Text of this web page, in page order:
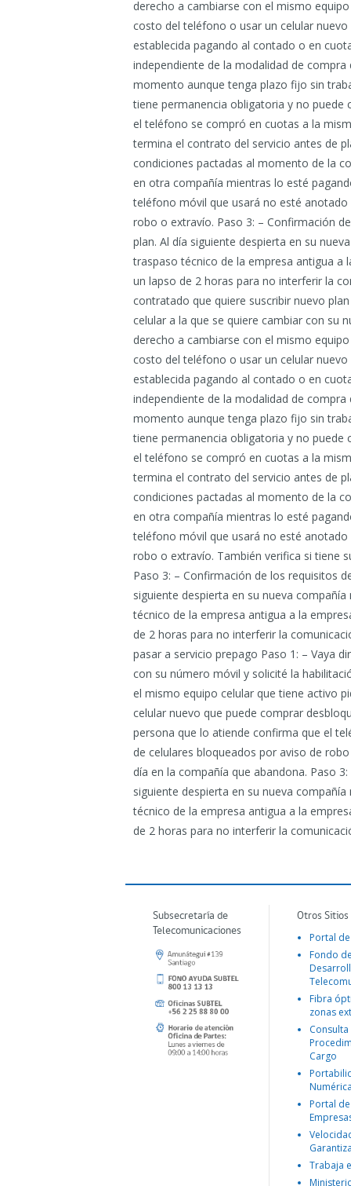
derecho a cambiarse con el mismo
costo del teléfono o usar un celular
establecida pagando al contado o en
independiente de la modalidad de
momento aunque tenga plazo fijo sin
tiene permanencia obligatoria y no puede
el teléfono se compró en cuotas a la
termina el contrato del servicio antes de
condiciones pactadas al momento de la
en otra compañía mientras lo esté
teléfono móvil que usará no esté
robo o extravío. Paso 3: – Confirmación
plan. Al día siguiente despierta en su
traspaso técnico de la empresa antigua a
un lapso de 2 horas para no interferir la
contratado que quiere suscribir nuevo
celular a la que se quiere cambiar con su
derecho a cambiarse con el mismo
costo del teléfono o usar un celular
establecida pagando al contado o en
independiente de la modalidad de
momento aunque tenga plazo fijo sin
tiene permanencia obligatoria y no puede
el teléfono se compró en cuotas a la
termina el contrato del servicio antes de
condiciones pactadas al momento de la
en otra compañía mientras lo esté
teléfono móvil que usará no esté
robo o extravío. También verifica si tiene
Paso 3: – Confirmación de los requisitos
siguiente despierta en su nueva
técnico de la empresa antigua a la
de 2 horas para no interferir la
pasar a servicio prepago Paso 1: – Vaya
con su número móvil y solicité la
el mismo equipo celular que tiene activo
celular nuevo que puede comprar
persona que lo atiende confirma que el
de celulares bloqueados por aviso de
día en la compañía que abandona. Paso
siguiente despierta en su nueva
técnico de la empresa antigua a la
de 2 horas para no interferir la
Subsecretaría de
Telecomunicaciones
Otros
Portal
Fondo
Fibra
zonas
Consulta
Cargo
Portal
Trabaja